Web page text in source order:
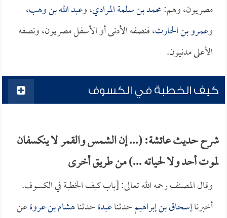
مصريون، وهم:محمد بن سلمة المرادي، وعبد الله بن وهب،
وعمرو بن الحارث، فنصفه الأدنى أو الأسفل مصريون، ونصفه
الأعلى مدنيون.
كيف الخطبة في الكسوف
شرح حديث عائشة: (... إن الشمس والقمر لا ينكسفان
لموت أحد ولا لحياته ...) من طريق أخرى
وقال المصنف رحمه الله تعالى: [باب كيف الخطبة في الكسوف.
أخبرناإسحاق بن إبراهيمحدثناعبدةحدثناهشام بن عروةعن